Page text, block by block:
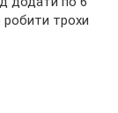
робити трохи